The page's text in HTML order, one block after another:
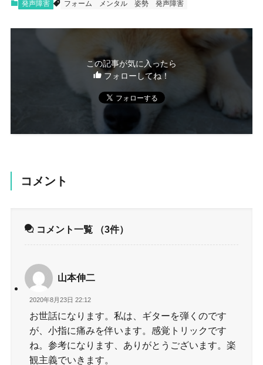
発声障害 フォーム メンタル 姿勢 発声障害
この記事が気に入ったら
フォローしてね！
コメント
コメント一覧 （3件）
山本伸二
2020年8月23日 22:12
お世話になります。私は、ギターを弾くのです
が、小指に痛みを伴います。感覚トリックです
ね。参考になります、ありがとうございます。楽
観主義でいきます。